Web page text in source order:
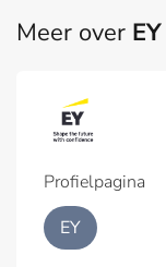
Meer over EY
Profielpagina
EY